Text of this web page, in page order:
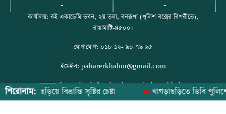
- -
কার্যালয়: বই একাডেমি ভবন, ২য় তলা, বনরূপা (পুলিশ বক্সের বিপরীতে),
রাঙামাটি-৪৫০০।
যোগাযোগ: ০১৮ ১২- ৯০ ৭৯ ৬৫
ইমেইল: paharerkhabor@gmail.com
ফেসবুক: https://web.facebook.com/paharerkhabor
শিরোনাম:
ছড়িয়ে বিভ্রান্তি সৃষ্টির চেষ্টা খাগড়াছড়িতে ডিবি পুলিশের